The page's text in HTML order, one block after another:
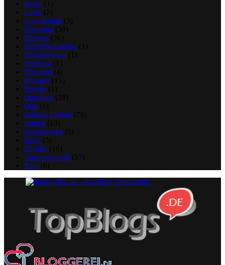
Krimi
Liebe
Live-Action
Mangaka
Mangas
Mangawebseiten
Mangawelten
Manhwa
Märchen
Mystery
Novels
Oneshots
Orte
Science Fiction
Seinen
Soundtracks
Sport
Thriller
Uncategorized
Yaoi